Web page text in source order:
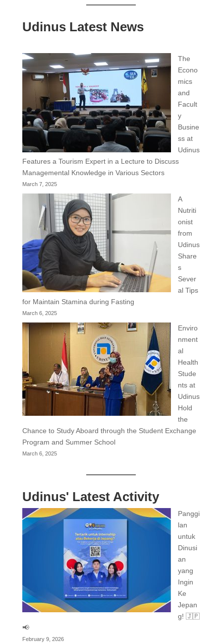
Udinus Latest News
The
Econo
mics
and
Facult
y
Busine
ss at
Udinus
Features a Tourism Expert in a Lecture to Discuss
Managemental Knowledge in Various Sectors
March 7, 2025
A
Nutriti
onist
from
Udinus
Share
s
Sever
al Tips
for Maintain Stamina during Fasting
March 6, 2025
Enviro
nment
al
Health
Stude
nts at
Udinus
Hold
the
Chance to Study Aboard through the Student Exchange
Program and Summer School
March 6, 2025
Udinus' Latest Activity
Panggi
lan
untuk
Dinusi
an
yang
Ingin
Ke
Jepan
g! 🇯🇵
📢
February 9, 2026